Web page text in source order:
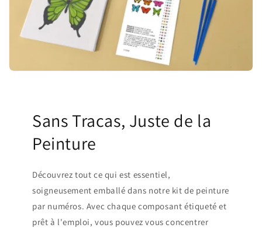
Sans Tracas, Juste de la
Peinture
Découvrez tout ce qui est essentiel,
soigneusement emballé dans notre kit de peinture
par numéros. Avec chaque composant étiqueté et
prêt à l'emploi, vous pouvez vous concentrer